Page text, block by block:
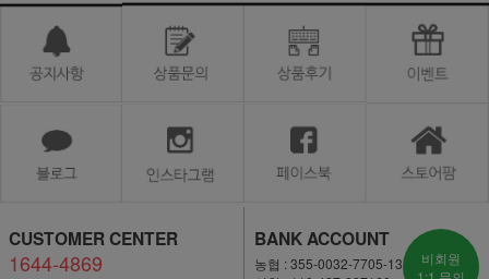
CUSTOMER CENTER
1644-4869
BANK ACCOUNT
농협 : 355-0032-7705-13
비회원